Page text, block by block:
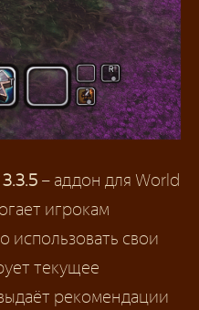
– аддон для World
игрокам
использовать свои
текущее
рекомендации